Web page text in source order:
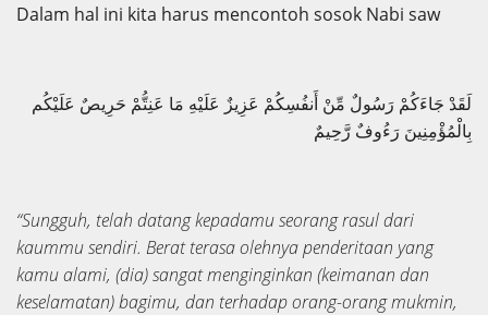
Dalam hal ini kita harus mencontoh sosok Nabi saw
لَقَدْ جَاءَكُمْ رَسُولٌ مِّنْ أَنفُسِكُمْ عَزِيزٌ عَلَيْهِ مَا عَنِتُّمْ حَرِيصٌ عَلَيْكُم
بِالْمُؤْمِنِينَ رَءُوفٌ رَّحِيمٌ
“Sungguh, telah datang kepadamu seorang rasul dari
kaummu sendiri. Berat terasa olehnya penderitaan yang
kamu alami, (dia) sangat menginginkan (keimanan dan
keselamatan) bagimu, dan terhadap orang-orang mukmin,